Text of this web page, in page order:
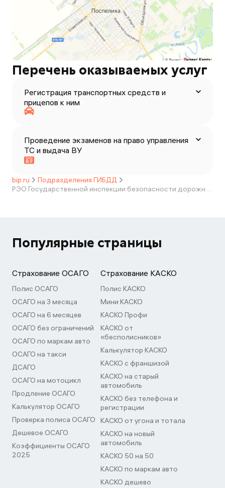
Перечень оказываемых услуг
Регистрация транспортных средств и
прицепов к ним
Проведение экзаменов на право управления
ТС и выдача ВУ
bip.ru
Подразделения ГИБДД
РЭО Государственной инспекции безопасности дорожного движения МО МВД России "Поспелихинский"
Популярные страницы
Страхование ОСАГО
Полис ОСАГО
ОСАГО на 3 месяца
ОСАГО на 6 месяцев
ОСАГО без ограничений
ОСАГО по маркам авто
ОСАГО на такси
ДСАГО
ОСАГО на мотоцикл
Продление ОСАГО
Калькулятор ОСАГО
Проверка полиса ОСАГО
Дешевое ОСАГО
Коэффициенты ОСАГО
2025
Страхование КАСКО
Полис КАСКО
Мини КАСКО
КАСКО Профи
КАСКО от
«бесполисников»
Калькулятор КАСКО
КАСКО с франшизой
КАСКО на старый
автомобиль
КАСКО без телефона и
регистрации
КАСКО от угона и тотала
КАСКО на новый
автомобиль
КАСКО 50 на 50
КАСКО по маркам авто
КАСКО дешево